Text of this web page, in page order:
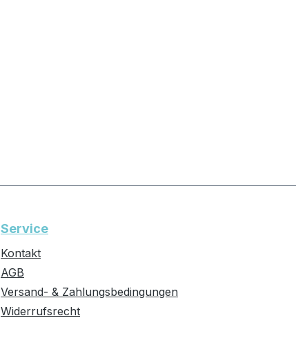
Service
Kontakt
AGB
Versand- & Zahlungsbedingungen
Widerrufsrecht